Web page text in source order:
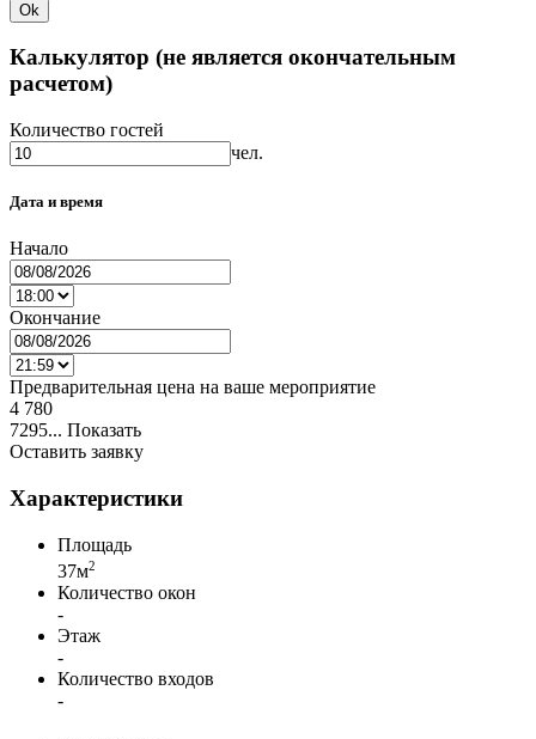
Ok
Калькулятор (не является окончательным
расчетом)
Количество гостей
чел.
Дата и время
Начало
Окончание
Предварительная цена на ваше мероприятие
4 780
7295... Показать
Оставить заявку
Характеристики
Площадь
37м2
Количество окон
-
Этаж
-
Количество входов
-